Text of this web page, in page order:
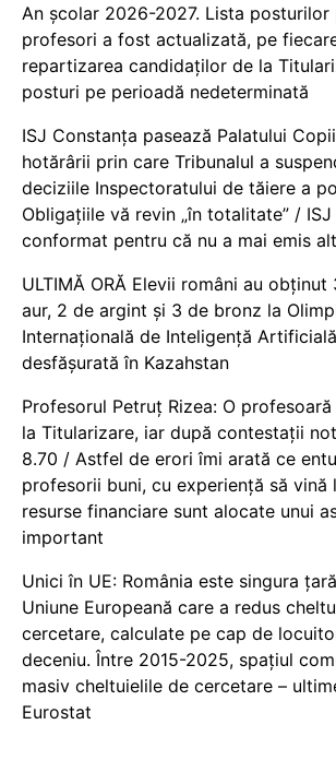
An școlar 2026-2027. Lista posturilor
profesori a fost actualizată, pe
repartizarea candidaților de la
posturi pe perioadă nedeterminată
ISJ Constanța pasează Palatului
hotărârii prin care Tribunalul a
deciziile Inspectoratului de tăiere a
Obligațiile vă revin „în totalitate” /
conformat pentru că nu a mai emis
ULTIMĂ ORĂ Elevii români au
aur, 2 de argint și 3 de bronz la
Internațională de Inteligență
desfășurată în Kazahstan
Profesorul Petruț Rizea: O
la Titularizare, iar după contestații
8.70 / Astfel de erori îmi arată ce
profesorii buni, cu experiență să
resurse financiare sunt alocate unui
important
Unici în UE: România este singura
Uniune Europeană care a redus
cercetare, calculate pe cap de
deceniu. Între 2015-2025, spațiul
masiv cheltuielile de cercetare –
Eurostat